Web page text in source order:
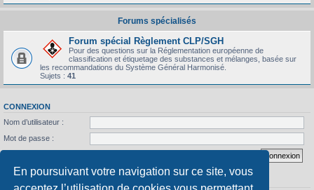
En poursuivant votre navigation sur ce site, vous
Forums spécialisés
Forum spécial Règlement CLP/SGH
Pour des questions sur la Réglementation européenne de
classification et étiquetage des substances et mélanges, basée sur
les recommandations du Système Général Harmonisé.
Sujets : 41
CONNEXION
Nom d’utilisateur :
Mot de passe :